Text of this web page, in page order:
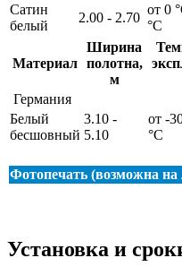
Сатин
белый
2.00 - 2.70
от 0
°С
Материал
Ширина
полотна,
м
Германия
Белый
бесшовный
3.10 -
5.10
от -
°С
Фотопечать (возможна на
Установка и